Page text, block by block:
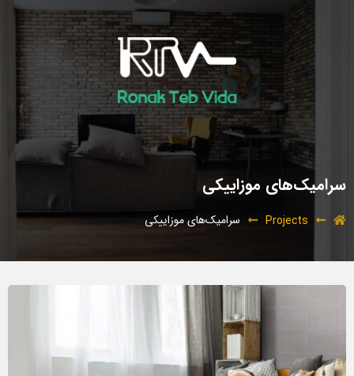
سرامیک‌های موزاییکی
Projects سرامیک‌های موزاییکی